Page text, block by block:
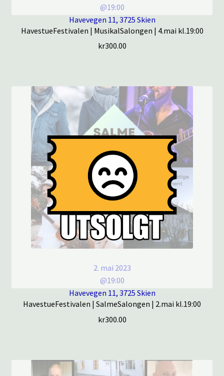
@19:00
Havevegen 11, 3725 Skien
HavestueFestivalen | MusikalSalongen | 4.mai kl.19:00
kr300.00
2. mai 2023
@19:00
Havevegen 11, 3725 Skien
HavestueFestivalen | SalmeSalongen | 2.mai kl.19:00
kr300.00